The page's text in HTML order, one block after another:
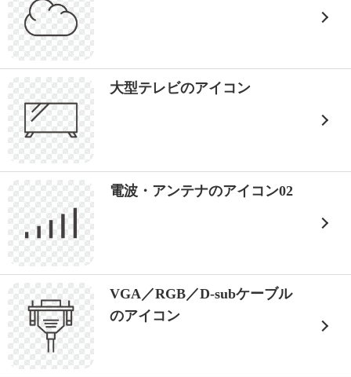
大型テレビのアイコン
電波・アンテナのアイコン02
VGA／RGB／D-subケーブル
のアイコン